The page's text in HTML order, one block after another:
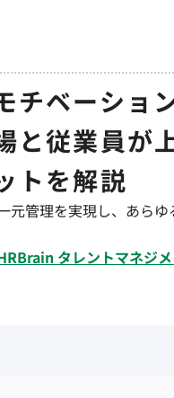
チベーショ
と従業員が
トを解説
元管理を実現し、あら
タレントマネジ